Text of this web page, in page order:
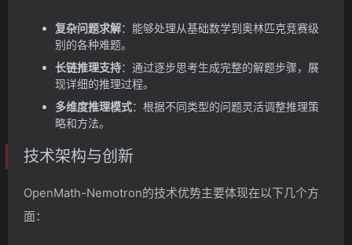
复杂问题求解：能够处理从基础数学到奥林匹克竞赛级
别的各种难题。
长链推理支持：通过逐步思考生成完整的解题步骤，展
现详细的推理过程。
多维度推理模式：根据不同类型的问题灵活调整推理策
略和方法。
技术架构与创新
OpenMath-Nemotron的技术优势主要体现在以下几个方
面：